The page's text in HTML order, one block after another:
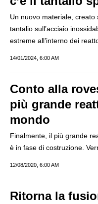
Un nuovo materiale,
tantalio sull’acciaio
estreme all’interno dei
14/01/2024, 6:00 AM
Conto alla
più grande
mondo
Finalmente, il più grande
è in fase di costruzione.
12/08/2020, 6:00 AM
Ritorna la